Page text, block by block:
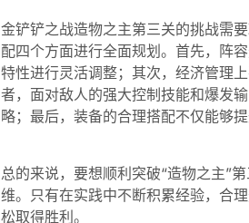
金铲铲之战造物之主第三关的挑战需
配四个方面进行全面规划。首先，阵
特性进行灵活调整；其次，经济管理
者，面对敌人的强大控制技能和爆发
略；最后，装备的合理搭配不仅能够
总的来说，要想顺利突破“造物之主”
维。只有在实践中不断积累经验，合
松取得胜利。